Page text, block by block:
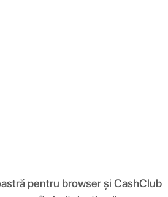
pentru browser și CashClub